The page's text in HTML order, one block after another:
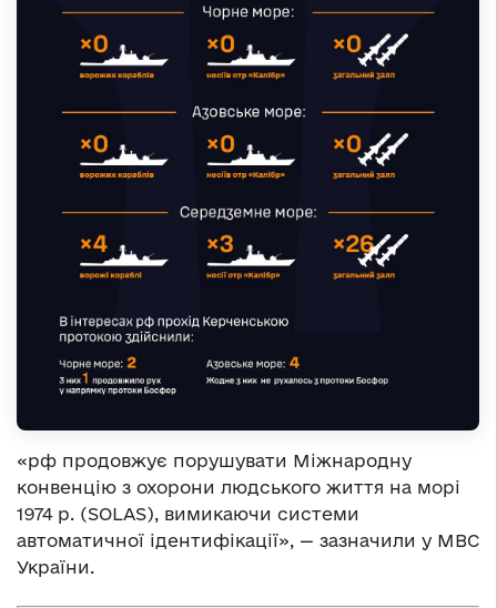
«рф продовжує порушувати Міжнародну
конвенцію з охорони людського життя на морі
1974 р. (SOLAS), вимикаючи системи
автоматичної ідентифікації», — зазначили у МВС
України.